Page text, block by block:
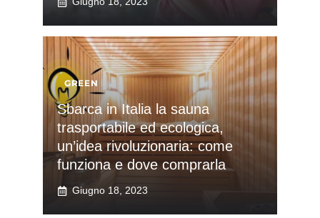
GREEN
Sbarca in Italia la sauna
trasportabile ed ecologica,
un’idea rivoluzionaria: come
funziona e dove comprarla
Giugno 18, 2023